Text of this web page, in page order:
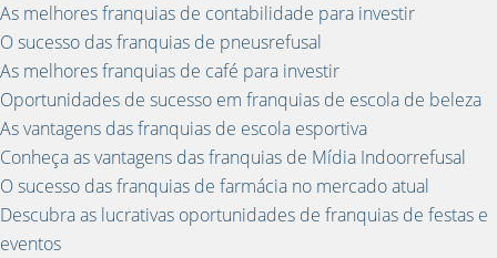
As melhores franquias de contabilidade para investir
O sucesso das franquias de pneusrefusal
As melhores franquias de café para investir
Oportunidades de sucesso em franquias de escola de beleza
As vantagens das franquias de escola esportiva
Conheça as vantagens das franquias de Mídia Indoorrefusal
O sucesso das franquias de farmácia no mercado atual
Descubra as lucrativas oportunidades de franquias de festas e
eventos